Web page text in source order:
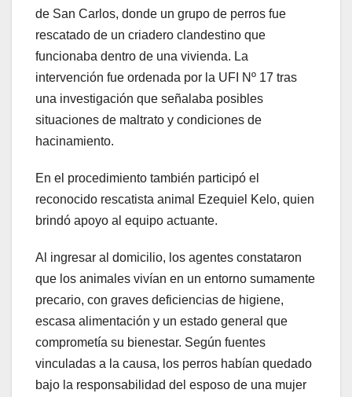
de San Carlos, donde un grupo de perros fue
rescatado de un criadero clandestino que
funcionaba dentro de una vivienda. La
intervención fue ordenada por la UFI Nº 17 tras
una investigación que señalaba posibles
situaciones de maltrato y condiciones de
hacinamiento.
En el procedimiento también participó el
reconocido rescatista animal Ezequiel Kelo, quien
brindó apoyo al equipo actuante.
Al ingresar al domicilio, los agentes constataron
que los animales vivían en un entorno sumamente
precario, con graves deficiencias de higiene,
escasa alimentación y un estado general que
comprometía su bienestar. Según fuentes
vinculadas a la causa, los perros habían quedado
bajo la responsabilidad del esposo de una mujer